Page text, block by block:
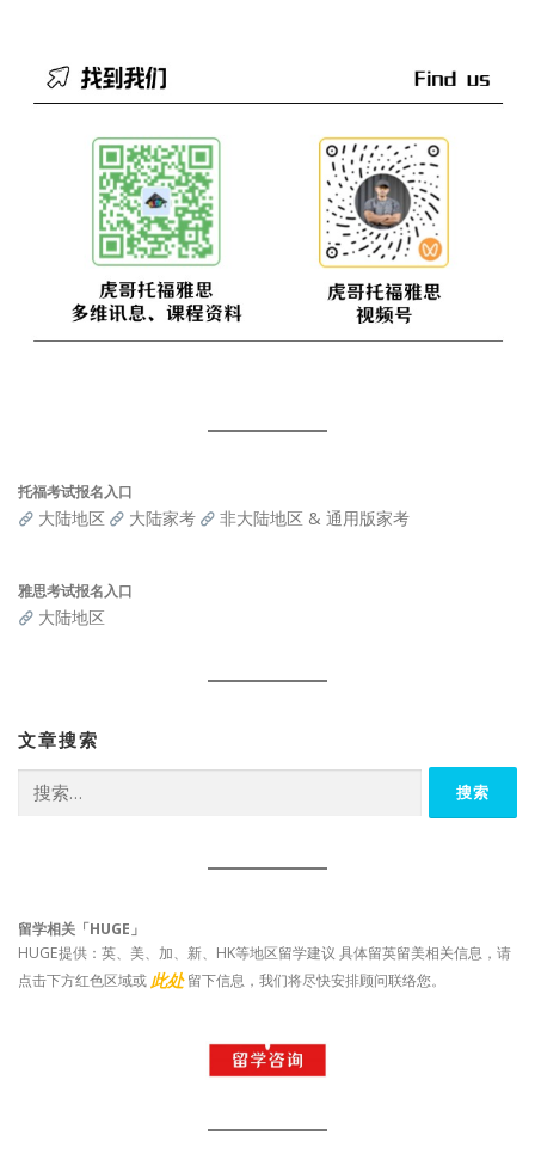
托福考试报名入口
大陆地区 大陆家考 非大陆地区 & 通用版家考
雅思考试报名入口
大陆地区
文章搜索
索：
留学相关「HUGE」
HUGE提供：英、美、加、新、HK等地区留学建议 具体留英留美相关信息，请
点击下方红色区域或 此处 留下信息，我们将尽快安排顾问联络您。